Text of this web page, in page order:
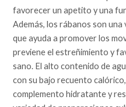
favorecer un apetito y una
Además, los rábanos son
que ayuda a promover los
previene el estreñimiento y
sano. El alto contenido de
con su bajo recuento
complemento hidratante y